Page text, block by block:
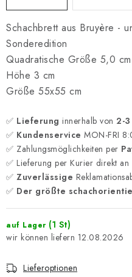
Schachbrett aus Bruyère -
Sonderedition
Quadratische Größe 5,0 cm
Höhe 3 cm
Größe 55x55 cm
✅ Lieferung innerhalb von 2-
✅ Kundenservice MON-FRI
✅ Zahlungsmöglichkeiten per
✅ Lieferung per Kurier direkt an
✅ Zuverlässige
✅ Der größte
auf Lager (1 St)
12.08.2026
Lieferoptionen